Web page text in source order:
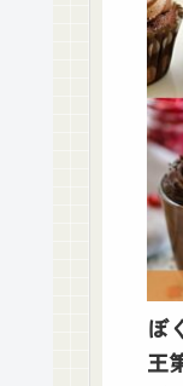
ぼ
王